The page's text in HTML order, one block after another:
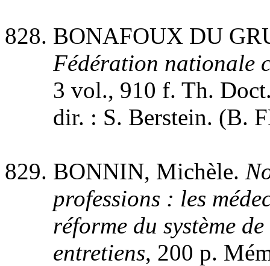
BONAFOUX DU
Fédération nationale
3 vol., 910 f. Th.
dir. : S. Berstein. (B.
BONNIN, Michèle.
professions : les
réforme du système
entretiens, 200 p.